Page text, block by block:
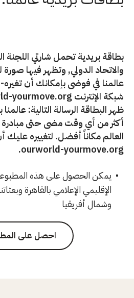
بطاقة بريدية تحمل شارتي اللجنة
والاتحاد الدولي, وتظهر فيها صورة
عالمنا في فوضى بإمكانك أن
ظهر البطاقة الرسالة التالية:
أكثر من أي وقت مضى حتى
العالم مكاناً أفضل. لتغييره عليك
ourworld-yourmove.org.
يمكن الحصول على هذه
الإقليمي الإعلامي بالقاهرة
وشمال أفريقيا
احصل على